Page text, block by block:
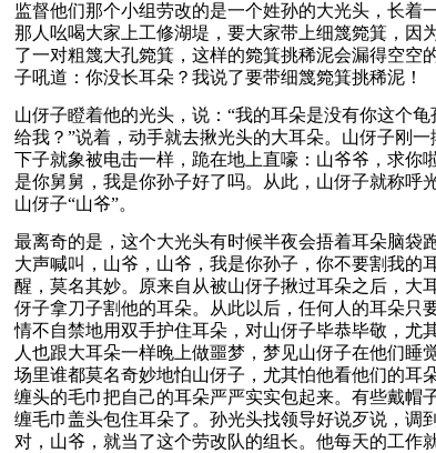
监督他们那个小组劳改的是一个姓孙的大光头，长着
那人吆喝大家上工修湖堤，要大家带上细篾箢箕，因
了一对粗篾大孔箢箕，这样的箢箕挑稀泥会漏得空空
子吼道：你没长耳朵？我说了要带细篾箢箕挑稀泥！
山伢子瞪着他的光头，说：“我的耳朵是没有你这个
给我？”说着，动手就去揪光头的大耳朵。山伢子刚
下子就象被电击一样，跪在地上直嚎：山爷爷，求你
是你舅舅，我是你孙子好了吗。从此，山伢子就称呼
山伢子“山爷”。
最离奇的是，这个大光头有时候半夜会捂着耳朵脑袋
大声喊叫，山爷，山爷，我是你孙子，你不要割我的
醒，莫名其妙。原来自从被山伢子揪过耳朵之后，大
伢子拿刀子割他的耳朵。从此以后，任何人的耳朵只
情不自禁地用双手护住耳朵，对山伢子毕恭毕敬，尤
人也跟大耳朵一样晚上做噩梦，梦见山伢子在他们睡
场里谁都莫名奇妙地怕山伢子，尤其怕他看他们的耳
缠头的毛巾把自己的耳朵严严实实包起来。有些戴帽
缠毛巾盖头包住耳朵了。孙光头找领导好说歹说，调
对，山爷，就当了这个劳改队的组长。他每天的工作